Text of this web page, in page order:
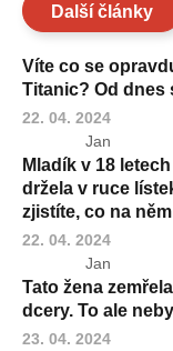
Další články
Víte co se
Titanic? Od dnes
22. 04. 2024
Jan
Mladík v 18
držela v ruce
zjistíte, co na
22. 04. 2024
Jan
Tato žena
dcery. To ale
23. 04. 2024